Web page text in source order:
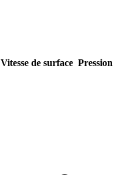
Vitesse de surface Pression